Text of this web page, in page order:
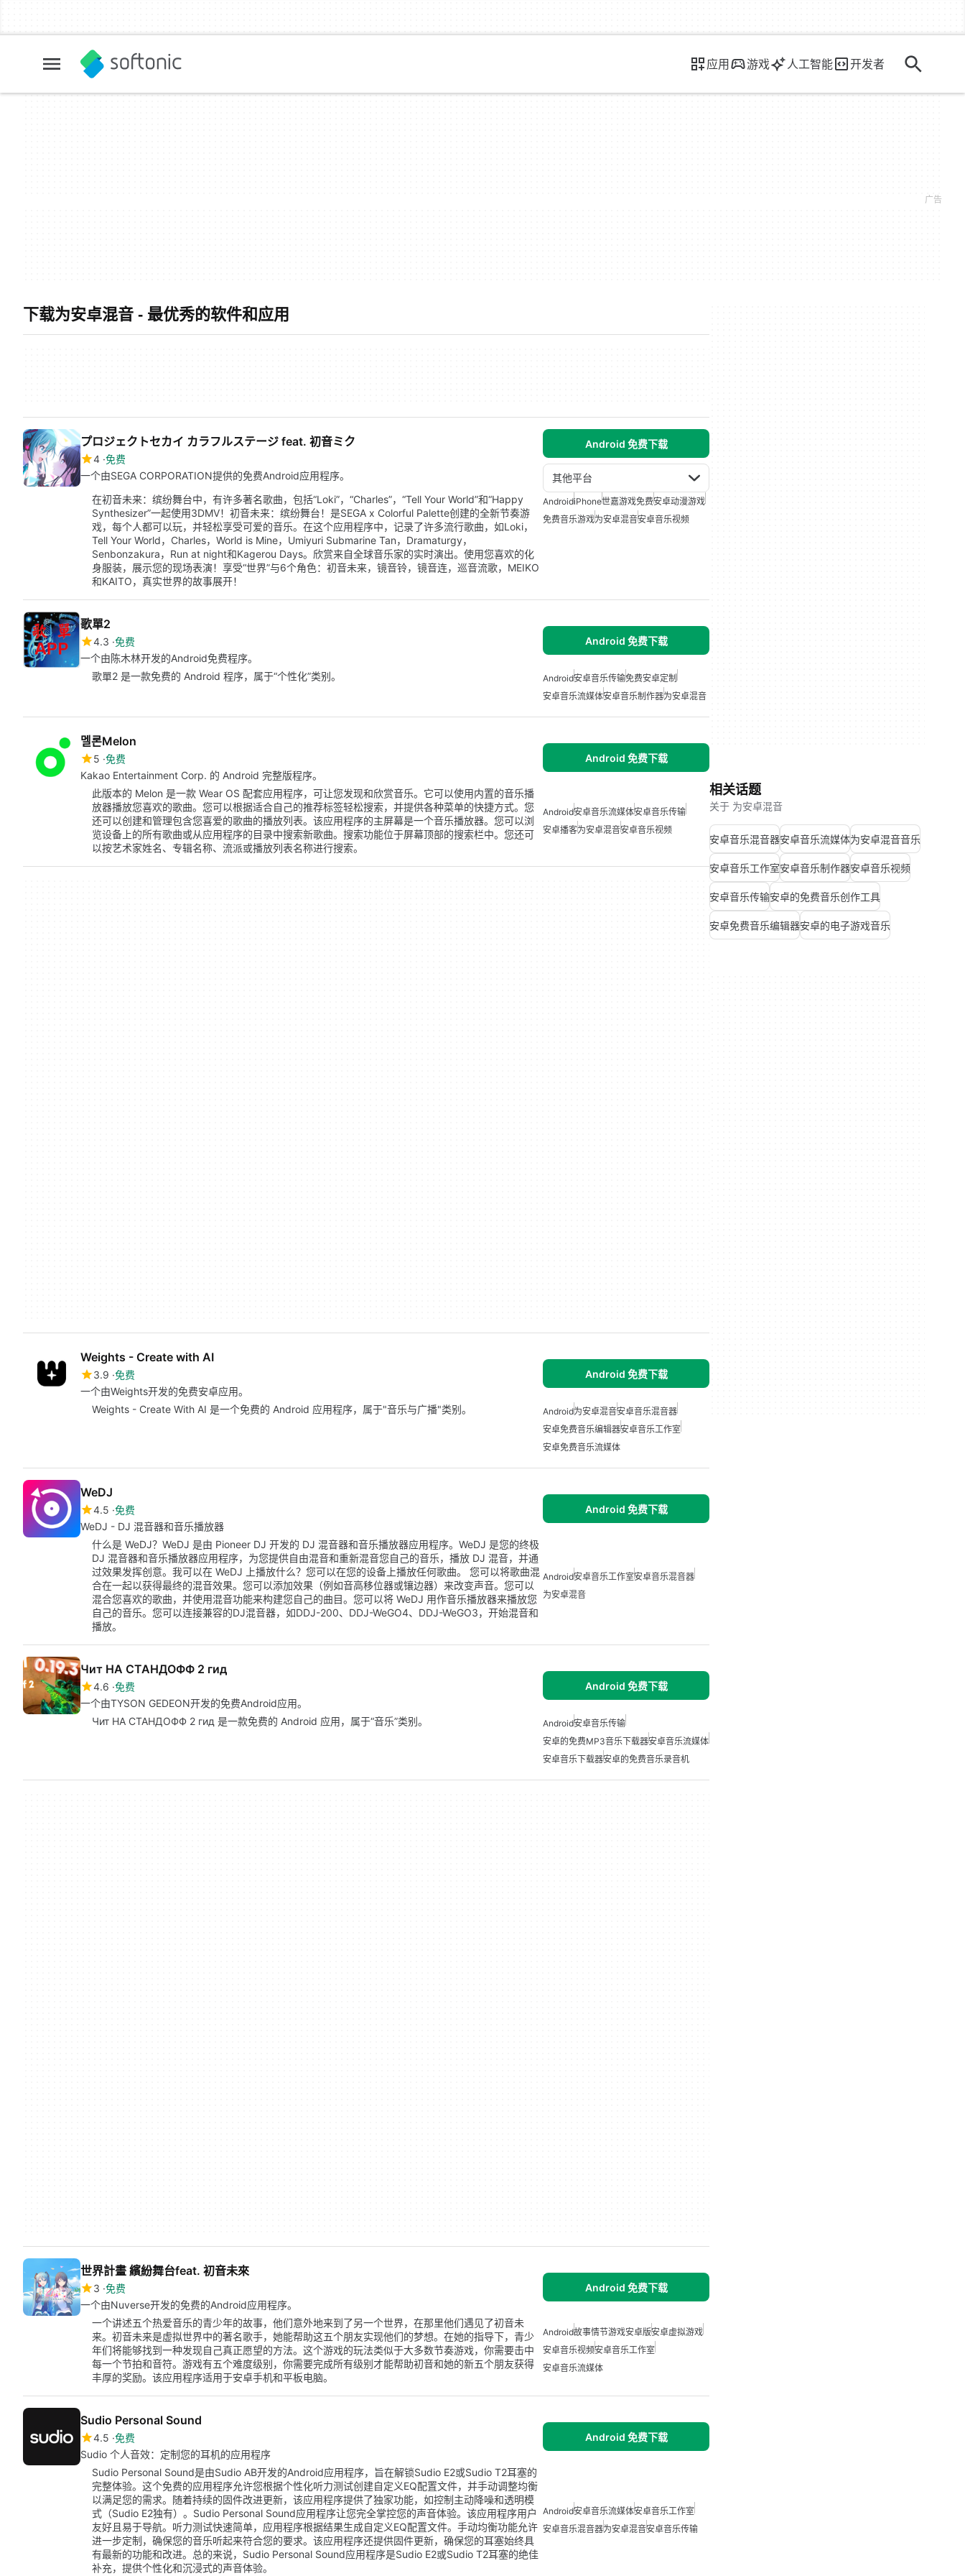
应用 游戏 人工智能 开发者
下载为安卓混音 - 最优秀的软件和应用
プロジェクトセカイ カラフルステージ feat. 初音ミク
4 免费
一个由SEGA CORPORATION提供的免费Android应用程序。
Android 免费下载
其他平台
在初音未来：缤纷舞台中，有许多著名歌曲，包括“Loki”，“Charles”，“Tell Your World”和“Happy
Synthesizer”一起使用3DMV！初音未来：缤纷舞台！是SEGA x Colorful Palette创建的全新节奏游
戏，每个人都可以玩，并轻松享受可爱的音乐。在这个应用程序中，记录了许多流行歌曲，如Loki，
Tell Your World，Charles，World is Mine，Umiyuri Submarine Tan，Dramaturgy，
Senbonzakura，Run at night和Kagerou Days。欣赏来自全球音乐家的实时演出。使用您喜欢的化
身服装，展示您的现场表演！享受“世界”与6个角色：初音未来，镜音铃，镜音连，巡音流歌，MEIKO
和KAITO，真实世界的故事展开！
AndroidiPhone世嘉游戏免费安卓动漫游戏
免费音乐游戏为安卓混音安卓音乐视频
歌單2
4.3 免费
一个由陈木林开发的Android免费程序。
Android 免费下载
歌單2 是一款免费的 Android 程序，属于“个性化”类别。 Android安卓音乐传输免费安卓定制
安卓音乐流媒体安卓音乐制作器为安卓混音
멜론Melon
5 免费
Kakao Entertainment Corp. 的 Android 完整版程序。
Android 免费下载
此版本的 Melon 是一款 Wear OS 配套应用程序，可让您发现和欣赏音乐。它可以使用内置的音乐播
放器播放您喜欢的歌曲。您可以根据适合自己的推荐标签轻松搜索，并提供各种菜单的快捷方式。您
还可以创建和管理包含您喜爱的歌曲的播放列表。该应用程序的主屏幕是一个音乐播放器。您可以浏
览设备上的所有歌曲或从应用程序的目录中搜索新歌曲。搜索功能位于屏幕顶部的搜索栏中。您还可
以按艺术家姓名、专辑名称、流派或播放列表名称进行搜索。
Android安卓音乐流媒体安卓音乐传输
安卓播客为安卓混音安卓音乐视频
Weights - Create with AI
3.9 免费
一个由Weights开发的免费安卓应用。
Android 免费下载
Weights - Create With AI 是一个免费的 Android 应用程序，属于"音乐与广播"类别。 Android为安卓混音安卓音乐混音器
安卓免费音乐编辑器安卓音乐工作室
安卓免费音乐流媒体
WeDJ
4.5 免费
WeDJ - DJ 混音器和音乐播放器
Android 免费下载
什么是 WeDJ？WeDJ 是由 Pioneer DJ 开发的 DJ 混音器和音乐播放器应用程序。WeDJ 是您的终极
DJ 混音器和音乐播放器应用程序，为您提供自由混音和重新混音您自己的音乐，播放 DJ 混音，并通
过效果发挥创意。我可以在 WeDJ 上播放什么？您可以在您的设备上播放任何歌曲。 您可以将歌曲混
合在一起以获得最终的混音效果。您可以添加效果（例如音高移位器或镶边器）来改变声音。您可以
混合您喜欢的歌曲，并使用混音功能来构建您自己的曲目。您可以将 WeDJ 用作音乐播放器来播放您
自己的音乐。您可以连接兼容的DJ混音器，如DDJ-200、DDJ-WeGO4、DDJ-WeGO3，开始混音和
播放。
Android安卓音乐工作室安卓音乐混音器
为安卓混音
Чит НА СТАНДОФФ 2 гид
4.6 免费
一个由TYSON GEDEON开发的免费Android应用。
Android 免费下载
Чит НА СТАНДОФФ 2 гид 是一款免费的 Android 应用，属于“音乐”类别。 Android安卓音乐传输
安卓的免费MP3音乐下载器安卓音乐流媒体
安卓音乐下载器安卓的免费音乐录音机
世界計畫 繽紛舞台feat. 初音未來
3 免费
一个由Nuverse开发的免费的Android应用程序。
Android 免费下载
一个讲述五个热爱音乐的青少年的故事，他们意外地来到了另一个世界，在那里他们遇见了初音未
来。初音未来是虚拟世界中的著名歌手，她能帮助这五个朋友实现他们的梦想。在她的指导下，青少
年们将能够找到一种发现自己真正愿望的方法。这个游戏的玩法类似于大多数节奏游戏，你需要击中
每一个节拍和音符。游戏有五个难度级别，你需要完成所有级别才能帮助初音和她的新五个朋友获得
丰厚的奖励。该应用程序适用于安卓手机和平板电脑。
Android故事情节游戏安卓版安卓虚拟游戏
安卓音乐视频安卓音乐工作室
安卓音乐流媒体
Sudio Personal Sound
4.5 免费
Sudio 个人音效：定制您的耳机的应用程序
Android 免费下载
Sudio Personal Sound是由Sudio AB开发的Android应用程序，旨在解锁Sudio E2或Sudio T2耳塞的
完整体验。这个免费的应用程序允许您根据个性化听力测试创建自定义EQ配置文件，并手动调整均衡
以满足您的需求。随着持续的固件改进更新，该应用程序提供了独家功能，如控制主动降噪和透明模
式（Sudio E2独有）。Sudio Personal Sound应用程序让您完全掌控您的声音体验。该应用程序用户
友好且易于导航。听力测试快速简单，应用程序根据结果生成自定义EQ配置文件。手动均衡功能允许
进一步定制，确保您的音乐听起来符合您的要求。该应用程序还提供固件更新，确保您的耳塞始终具
有最新的功能和改进。总的来说，Sudio Personal Sound应用程序是Sudio E2或Sudio T2耳塞的绝佳
补充，提供个性化和沉浸式的声音体验。
Android安卓音乐流媒体安卓音乐工作室
安卓音乐混音器为安卓混音安卓音乐传输
相关话题
关于 为安卓混音
安卓音乐混音器安卓音乐流媒体为安卓混音音乐
安卓音乐工作室安卓音乐制作器安卓音乐视频
安卓音乐传输安卓的免费音乐创作工具
安卓免费音乐编辑器安卓的电子游戏音乐